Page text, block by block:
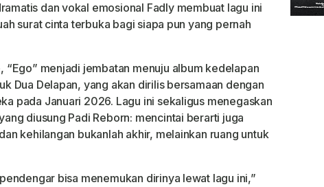
dan vokal emosional Fadly membuat lagu ini
surat cinta terbuka bagi siapa pun yang pernah
“Ego” menjadi jembatan menuju album kedelapan
Dua Delapan, yang akan dirilis bersamaan dengan
pada Januari 2026. Lagu ini sekaligus menegaskan
diusung Padi Reborn: mencintai berarti juga
kehilangan bukanlah akhir, melainkan ruang untuk
bisa menemukan dirinya lewat lagu ini,”